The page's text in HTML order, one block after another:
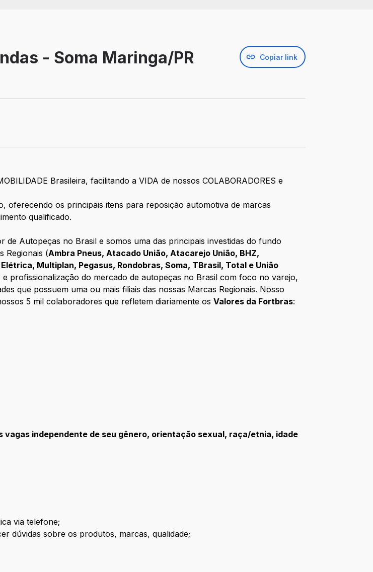
- Soma Maringa/PR Copiar link
Brasileira, facilitando a VIDA de nossos COLABORADORES e
oferecendo os principais itens para reposição automotiva de marcas
qualificado.
de Autopeças no Brasil e somos uma das principais investidas do fundo
Regionais (Ambra Pneus, Atacado União, Atacarejo União, BHZ,
Multiplan, Pegasus, Rondobras, Soma, TBrasil, Total e União
profissionalização do mercado de autopeças no Brasil com foco no varejo,
que possuem uma ou mais filiais das nossas Marcas Regionais. Nosso
5 mil colaboradores que refletem diariamente osValores da Fortbras:
vagas independente de seu gênero, orientação sexual, raça/etnia, idade
via telefone;
dúvidas sobre os produtos, marcas, qualidade;